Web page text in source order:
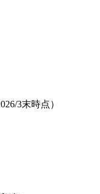
3末時点）